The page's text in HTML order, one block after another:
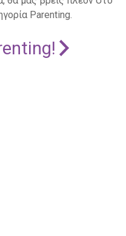
Parenting.